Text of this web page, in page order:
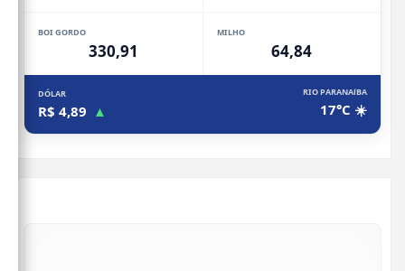
BOI GORDO
330,91
MILHO
64,84
DÓLAR
R$ 4,89 ▲
RIO PARANAíBA
17°C ☀️